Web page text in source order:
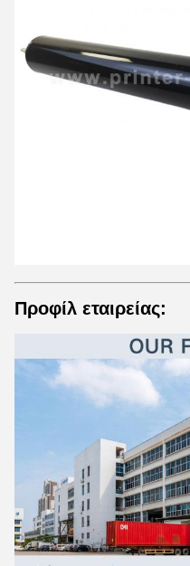
Προφίλ εταιρείας: